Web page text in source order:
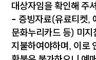
대상자임을 확인해 주
- 증빙자료(유료티켓,
문화누리카드 등) 미지
지불하여야하며, 이로